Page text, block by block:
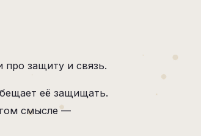
про защиту и связь.
её защищать.
смысле —